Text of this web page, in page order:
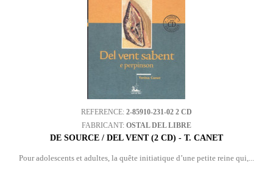
REFERENCE: 2-85910-231-02 2 CD
FABRICANT: OSTAL DEL LIBRE
DE SOURCE / DEL VENT (2 CD) - T. CANET
Pour adolescents et adultes, la quête initiatique d’une petite reine qui,...